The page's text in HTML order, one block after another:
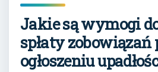
Jakie są wymogi
spłaty zobowiązań
ogłoszeniu